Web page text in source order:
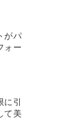
がパ
ォー
に引
て美